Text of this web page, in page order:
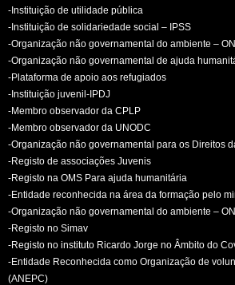
-Instituição de utilidade pública
-Instituição de solidariedade social – IPSS
-Organização não governamental do ambiente –
-Organização não governamental de ajuda
-Plataforma de apoio aos refugiados
-Instituição juvenil-IPDJ
-Membro observador da CPLP
-Membro observador da UNODC
-Organização não governamental para os Direitos
-Registo de associações Juvenis
-Registo na OMS Para ajuda humanitária
-Entidade reconhecida na área da formação pelo
-Organização não governamental do ambiente –
-Registo no Simav
-Registo no instituto Ricardo Jorge no Âmbito do
-Entidade Reconhecida como Organização de
(ANEPC)